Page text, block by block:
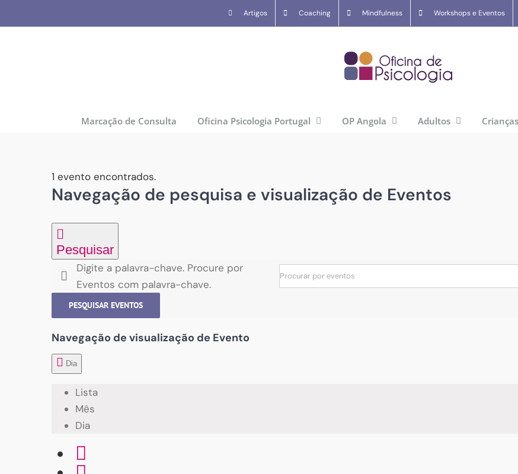
to
Artigos Coaching Mindfulness Workshops e Eventos
Marcação de Consulta Oficina Psicologia Portugal OP Angola Adultos Crianças
1 evento encontrados.
Eventos
for
18/01/2025
Navegação de pesquisa e visualização de Eventos
Pesquisar
Digite a palavra-chave. Procure por
Eventos com palavra-chave.
PESQUISAR EVENTOS
Navegação de visualização de Evento
Dia
Lista
Mês
Dia